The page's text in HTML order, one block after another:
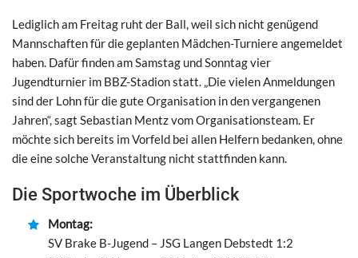
Lediglich am Freitag ruht der Ball, weil sich nicht genügend
Mannschaften für die geplanten Mädchen-Turniere angemeldet
haben. Dafür finden am Samstag und Sonntag vier
Jugendturnier im BBZ-Stadion statt. „Die vielen Anmeldungen
sind der Lohn für die gute Organisation in den vergangenen
Jahren“, sagt Sebastian Mentz vom Organisationsteam. Er
möchte sich bereits im Vorfeld bei allen Helfern bedanken, ohne
die eine solche Veranstaltung nicht stattfinden kann.
Die Sportwoche im Überblick
Montag:
SV Brake B-Jugend – JSG Langen Debstedt 1:2